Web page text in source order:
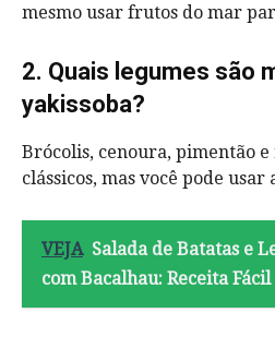
mesmo usar frutos do mar
2. Quais legumes são
yakissoba?
Brócolis, cenoura, pimentão e
clássicos, mas você pode
VEJA Salada de Batatas e
com Bacalhau: Receita